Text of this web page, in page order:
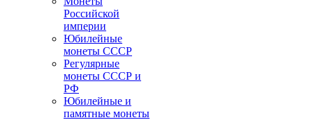
Российской
империи
Юбилейные
монеты СССР
Регулярные
монеты СССР и
РФ
Юбилейные и
памятные монеты